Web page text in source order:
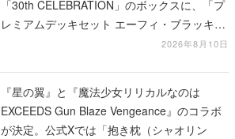
「30th CELEBRATION」のボックスに、「プ
レミアムデッキセット エーフィ・ブラッキ
ー」「FUTURISTIC BOX」の計3商品2026年8月10日
『星の翼』と『魔法少女リリカルなのは
EXCEEDS Gun Blaze Vengeance』のコラボ
が決定。公式Xでは「抱き枕（シャオリン